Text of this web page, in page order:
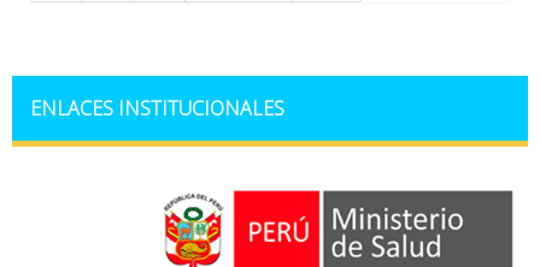
ENLACES INSTITUCIONALES